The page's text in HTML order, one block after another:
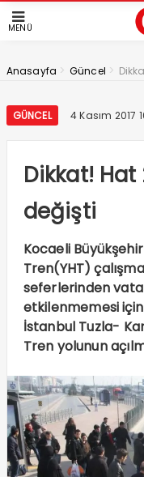
MENÜ
Anasayfa > Güncel >
GÜNCEL 4 Kasım 2017
Dikkat!
değişti
Kocaeli Büyükşehir
Tren(YHT)
seferlerinden
etkilenmemesi
İstanbul Tuzla-
Tren yolunun